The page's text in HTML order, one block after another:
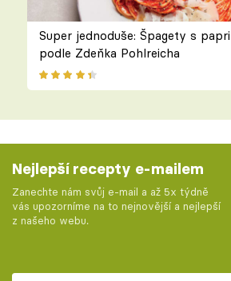
Super jednoduše: Špagety s
podle Zdeňka Pohlreicha
Nejlepší recepty e-mailem
Zanechte nám svůj e-mail a až 5x týdně
vás upozorníme na to nejnovější a nejlepší
z našeho webu.